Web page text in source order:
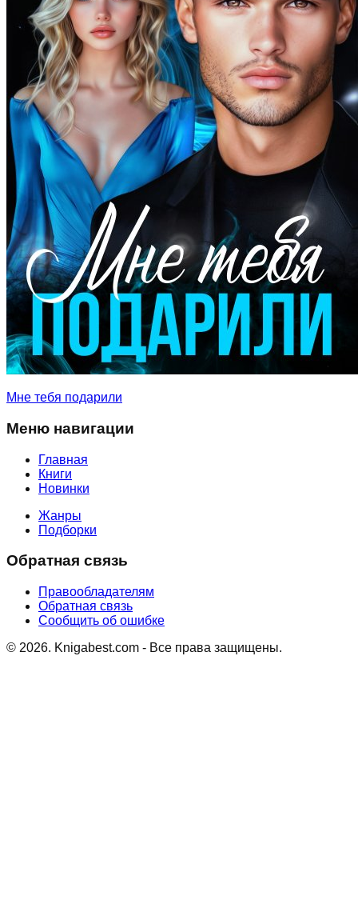
Мне тебя подарили
Меню навигации
Главная
Книги
Новинки
Жанры
Подборки
Обратная связь
Правообладателям
Обратная связь
Сообщить об ошибке
© 2026. Knigabest.com - Все права защищены.